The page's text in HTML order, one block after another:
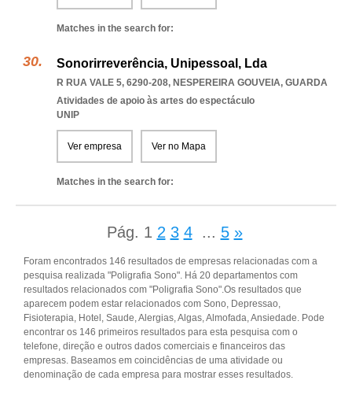
Matches in the search for:
Sonorirreverência, Unipessoal, Lda
R RUA VALE 5, 6290-208, NESPEREIRA GOUVEIA, GUARDA
Atividades de apoio às artes do espectáculo
UNIP
Ver empresa Ver no Mapa
Matches in the search for:
Pág. 1 2 3 4 ... 5 »
Foram encontrados 146 resultados de empresas relacionadas com a
pesquisa realizada "Poligrafia Sono". Há 20 departamentos com
resultados relacionados com "Poligrafia Sono".Os resultados que
aparecem podem estar relacionados com Sono, Depressao,
Fisioterapia, Hotel, Saude, Alergias, Algas, Almofada, Ansiedade. Pode
encontrar os 146 primeiros resultados para esta pesquisa com o
telefone, direção e outros dados comerciais e financeiros das
empresas. Baseamos em coincidências de uma atividade ou
denominação de cada empresa para mostrar esses resultados.